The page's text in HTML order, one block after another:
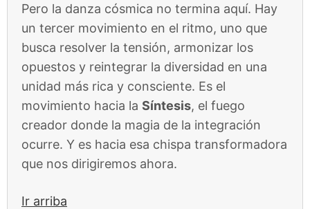
Pero la danza cósmica no termina aquí. Hay
un tercer movimiento en el ritmo, uno que
busca resolver la tensión, armonizar los
opuestos y reintegrar la diversidad en una
unidad más rica y consciente. Es el
movimiento hacia la Síntesis, el fuego
creador donde la magia de la integración
ocurre. Y es hacia esa chispa transformadora
que nos dirigiremos ahora.
Ir arriba